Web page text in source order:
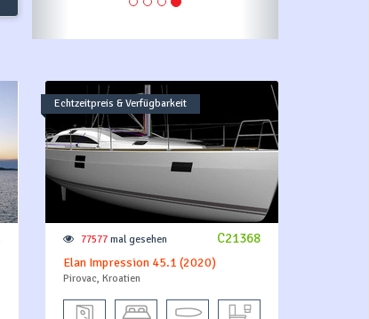
Echtzeitpreis & Verfügbarkeit
C21368
77577mal gesehen
Elan Impression 45.1 (2020)
Pirovac, Kroatien